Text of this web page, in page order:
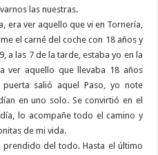
las nuestras.
era ver aquello que vi en Tornería,
el carné del coche con 18 años y
a las 7 de la tarde, estaba yo en la
ver aquello que llevaba 18 años
salió aquel Paso, yo note
en uno solo. Se convirtió en el
lo acompañe todo el camino y
de mi vida.
prendido del todo. Hasta el último